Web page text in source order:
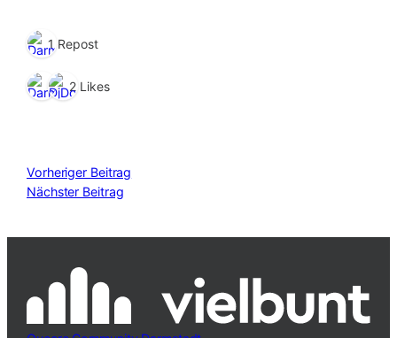
1 Repost
2 Likes
Vorheriger Beitrag
Nächster Beitrag